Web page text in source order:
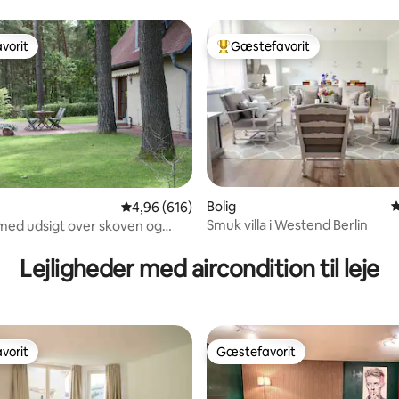
bedømmelse, 562 omtaler
4,96 ud af 5 i gennemsnitlig bedømmelse,
4,96 (616)
udsigt over skoven og
Bedste gæstefavorit
Gæstefavorit
Bolig
Smuk villa i Westend Berlin
Lejligheder med aircondition til leje
Gæstefavorit
Gæstefavorit